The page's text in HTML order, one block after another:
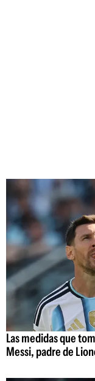
Las medidas que
Messi, padre de